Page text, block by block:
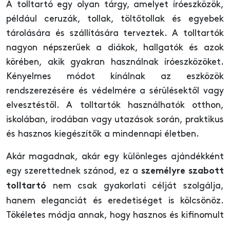
A tolltartó egy olyan tárgy, amelyet íróeszközök,
például ceruzák, tollak, töltőtollak és egyebek
tárolására és szállítására terveztek. A tolltartók
nagyon népszerűek a diákok, hallgatók és azok
körében, akik gyakran használnak íróeszközöket.
Kényelmes módot kínálnak az eszközök
rendszerezésére és védelmére a sérülésektől vagy
elvesztéstől. A tolltartók használhatók otthon,
iskolában, irodában vagy utazások során, praktikus
és hasznos kiegészítők a mindennapi életben.
Akár magadnak, akár egy különleges ajándékként
egy szerettednek szánod, ez a személyre szabott
tolltartó nem csak gyakorlati célját szolgálja,
hanem eleganciát és eredetiséget is kölcsönöz.
Tökéletes módja annak, hogy hasznos és kifinomult